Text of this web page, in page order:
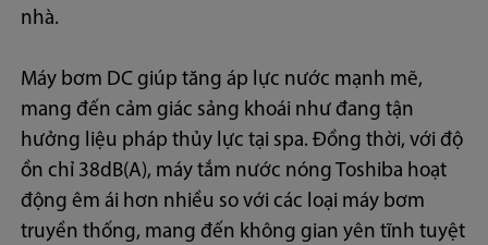
nhà.
Máy bơm DC giúp tăng áp lực nước mạnh mẽ,
mang đến cảm giác sảng khoái như đang tận
hưởng liệu pháp thủy lực tại spa. Đồng thời, với độ
ồn chỉ 38dB(A), máy tắm nước nóng Toshiba hoạt
động êm ái hơn nhiều so với các loại máy bơm
truyền thống, mang đến không gian yên tĩnh tuyệt